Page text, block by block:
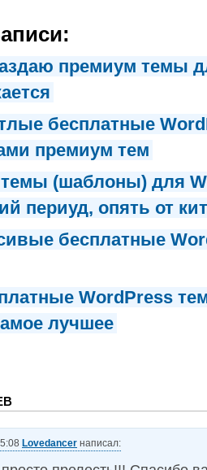
премиум темы
бесплатные
премиум тем
(шаблоны) для
периуд, опять от
бесплатные
WordPress
лучшее
Lovedancer написал: